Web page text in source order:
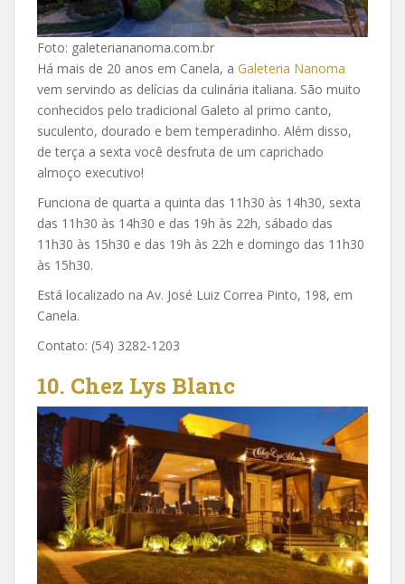
Foto: galeteriananoma.com.br
Há mais de 20 anos em Canela, a Galeteria Nanoma
vem servindo as delícias da culinária italiana. São muito
conhecidos pelo tradicional Galeto al primo canto,
suculento, dourado e bem temperadinho. Além disso,
de terça a sexta você desfruta de um caprichado
almoço executivo!
Funciona de quarta a quinta das 11h30 às 14h30, sexta
das 11h30 às 14h30 e das 19h às 22h, sábado das
11h30 às 15h30 e das 19h às 22h e domingo das 11h30
às 15h30.
Está localizado na Av. José Luiz Correa Pinto, 198, em
Canela.
Contato: (54) 3282-1203
10. Chez Lys Blanc